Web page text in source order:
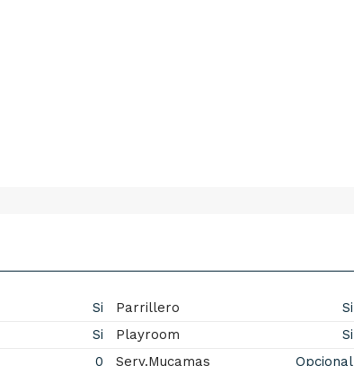
Si
Si
0
Parrillero
Si
Playroom
Si
Serv.Mucamas
Opcional